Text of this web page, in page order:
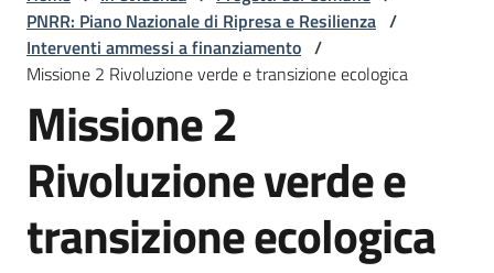
Amministrazione
Novità
Servizi
Vivere
Maranello
PNRR: Piano Nazionale di Ripresa e Resilienza /
Interventi ammessi a finanziamento /
Missione 2 Rivoluzione verde e transizione ecologica
Missione 2
Rivoluzione verde e
transizione ecologica